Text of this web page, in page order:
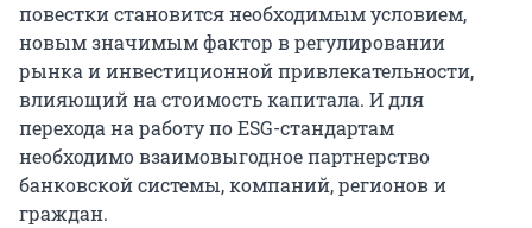
повестки становится необходимым условием,
новым значимым фактор в регулировании
рынка и инвестиционной привлекательности,
влияющий на стоимость капитала. И для
перехода на работу по ESG-стандартам
необходимо взаимовыгодное партнерство
банковской системы, компаний, регионов и
граждан.